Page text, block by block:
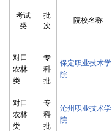
考试
类
批
次
院校名称
对口
农林
类
专
科
批
保定职业技术学
院
对口
农林
类
专
科
批
沧州职业技术学
院